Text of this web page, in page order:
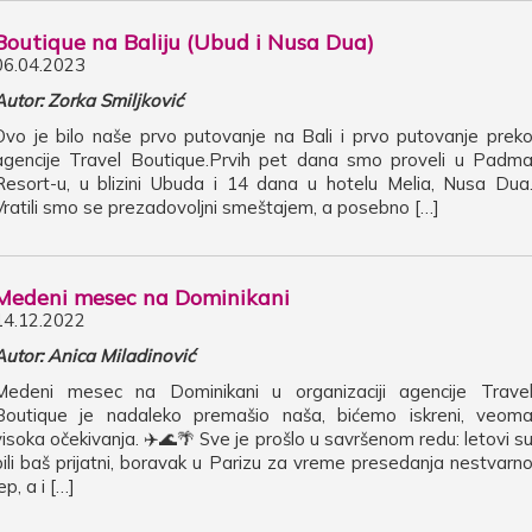
na Baliju (Ubud i Nusa Dua)
Zorka Smiljković
je bilo naše prvo putovanje na Bali i prvo putovanje preko
Travel Boutique.Prvih pet dana smo proveli u Padma
u, u blizini Ubuda i 14 dana u hotelu Melia, Nusa Dua.
smo se prezadovoljni smeštajem, a posebno […]
mesec na Dominikani
Anica Miladinović
mesec na Dominikani u organizaciji agencije Travel
je nadaleko premašio naša, bićemo iskreni, veoma
očekivanja. ✈️🌊🌴 Sve je prošlo u savršenom redu: letovi su
baš prijatni, boravak u Parizu za vreme presedanja nestvarno
a i […]